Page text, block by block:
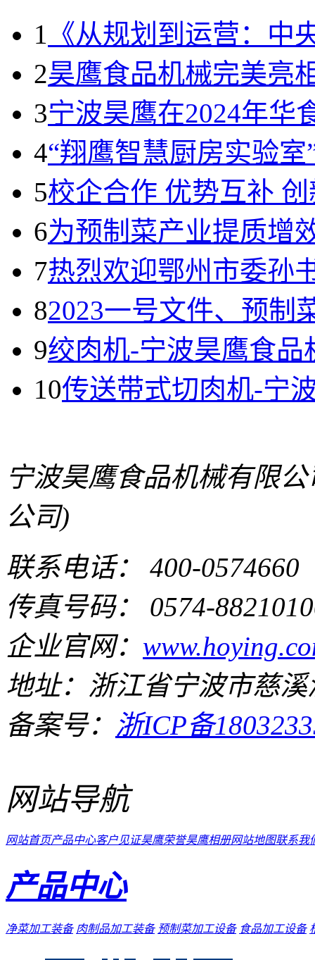
1 《从规划到运营：中
2昊鹰食品机械完美亮
3宁波昊鹰在2024年华
4“翔鹰智慧厨房实验
5校企合作 优势互补
6为预制菜产业提质增
7热烈欢迎鄂州市委孙
82023一号文件、预制
9绞肉机-宁波昊鹰食品
10传送带式切肉机-宁
宁波昊鹰食品机械有限公
公司)
联系电话： 400-0574660
传真号码： 0574-
企业官网：
地址：浙江省宁波市慈
备案号： 浙ICP备
网站导航
网站首页产品中心客户见证昊鹰荣誉昊鹰相册网站地图联系我
产品中心
净菜加工装备 肉制品加工装备 预制菜加工设备 食品加工设备